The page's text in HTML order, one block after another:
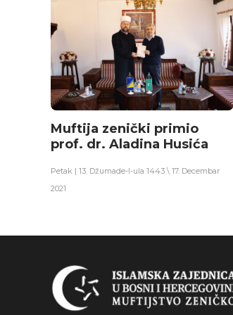
Muftija zenički primio
prof. dr. Aladina Husića
Petak | 13. Džumade-l-ula 1443 \ 17. Decembar
2021